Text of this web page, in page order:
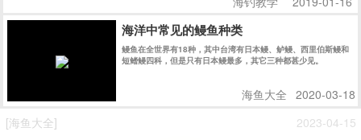
海洋中常见的鳗鱼种类
鳗鱼在全世界有18种，其中台湾有日本鳗、鲈鳗、西里伯斯鳗和
短鳍鳗四科，但是只有日本鳗最多，其它三种都甚少见。
海鱼大全 2020-03-18
[海鱼大全]
2023-04-15